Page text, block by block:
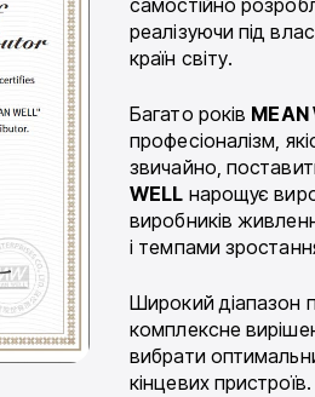
самостійно
реалізуючи під
країн світу.
Багато років MEAN
професіоналізм,
звичайно,
WELL нарощує
виробників
і темпами
Широкий діапазон
комплексне
вибрати
кінцевих пристроїв.